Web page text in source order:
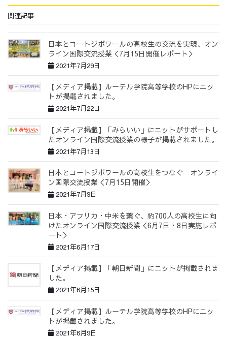
関連記事
日本とコートジボワールの高校生の交流を実現、オン
ライン国際交流授業＜7月15日開催レポート＞
2021年7月29日
【メディア掲載】ルーテル学院高等学校のHPにニッ
トが掲載されました。
2021年7月22日
【メディア掲載】「みらいい」にニットがサポートし
たオンライン国際交流授業の様子が掲載されました。
2021年7月13日
日本とコートジボワールの高校生をつなぐ オンライ
ン国際交流授業＜7月15日開催＞
2021年7月9日
日本・アフリカ・中米を繋ぐ、約700人の高校生に向
けたオンライン国際交流授業＜6月7日・8日実施レポ
ート＞
2021年6月17日
【メディア掲載】「朝日新聞」にニットが掲載されま
した。
2021年6月15日
【メディア掲載】ルーテル学院高等学校のHPにニッ
トが掲載されました。
2021年6月9日